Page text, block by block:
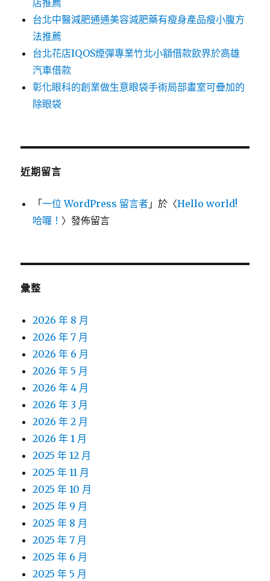
店推薦
台北中醫減肥通通美容減肥藥有瘦身產品瘦小腹方
法推薦
台北花店IQOS煙彈專業竹北小額借款飲界於高雄
汽車借款
彰化眼科的創業做生意眼袋手術局部畫室可疊加的
除眼袋
近期留言
「一位 WordPress 留言者 」於〈Hello world!
哈囉！ 〉發佈留言
彙整
2026 年 8 月
2026 年 7 月
2026 年 6 月
2026 年 5 月
2026 年 4 月
2026 年 3 月
2026 年 2 月
2026 年 1 月
2025 年 12 月
2025 年 11 月
2025 年 10 月
2025 年 9 月
2025 年 8 月
2025 年 7 月
2025 年 6 月
2025 年 5 月